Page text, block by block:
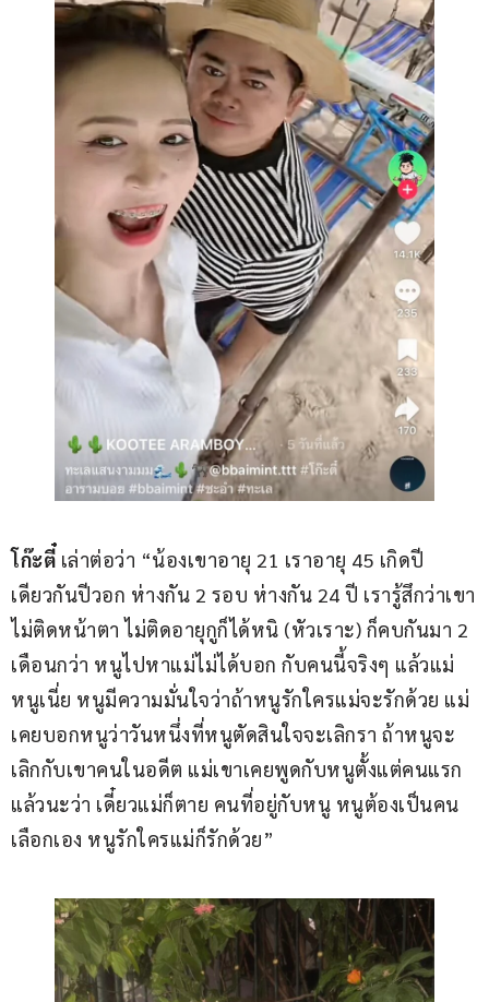
โก๊ะตี๋ เล่าต่อว่า “น้องเขาอายุ 21 เราอายุ 45 เกิดปี
เดียวกันปีวอก ห่างกัน 2 รอบ ห่างกัน 24 ปี เรารู้สึกว่าเขา
ไม่ติดหน้าตา ไม่ติดอายุกูก็ได้หนิ (หัวเราะ) ก็คบกันมา 2
เดือนกว่า หนูไปหาแม่ไม่ได้บอก กับคนนี้จริงๆ แล้วแม่
หนูเนี่ย หนูมีความมั่นใจว่าถ้าหนูรักใครแม่จะรักด้วย แม่
เคยบอกหนูว่าวันหนึ่งที่หนูตัดสินใจจะเลิกรา ถ้าหนูจะ
เลิกกับเขาคนในอดีต แม่เขาเคยพูดกับหนูตั้งแต่คนแรก
แล้วนะว่า เดี๋ยวแม่ก็ตาย คนที่อยู่กับหนู หนูต้องเป็นคน
เลือกเอง หนูรักใครแม่ก็รักด้วย”